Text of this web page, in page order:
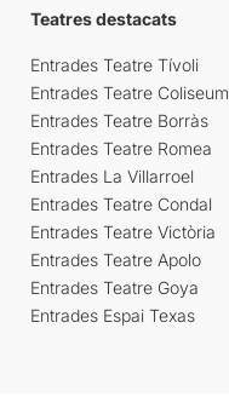
Teatres destacats
Entrades Teatre Tívoli
Entrades Teatre Coliseum
Entrades Teatre Borràs
Entrades Teatre Romea
Entrades La Villarroel
Entrades Teatre Condal
Entrades Teatre Victòria
Entrades Teatre Apolo
Entrades Teatre Goya
Entrades Espai Texas